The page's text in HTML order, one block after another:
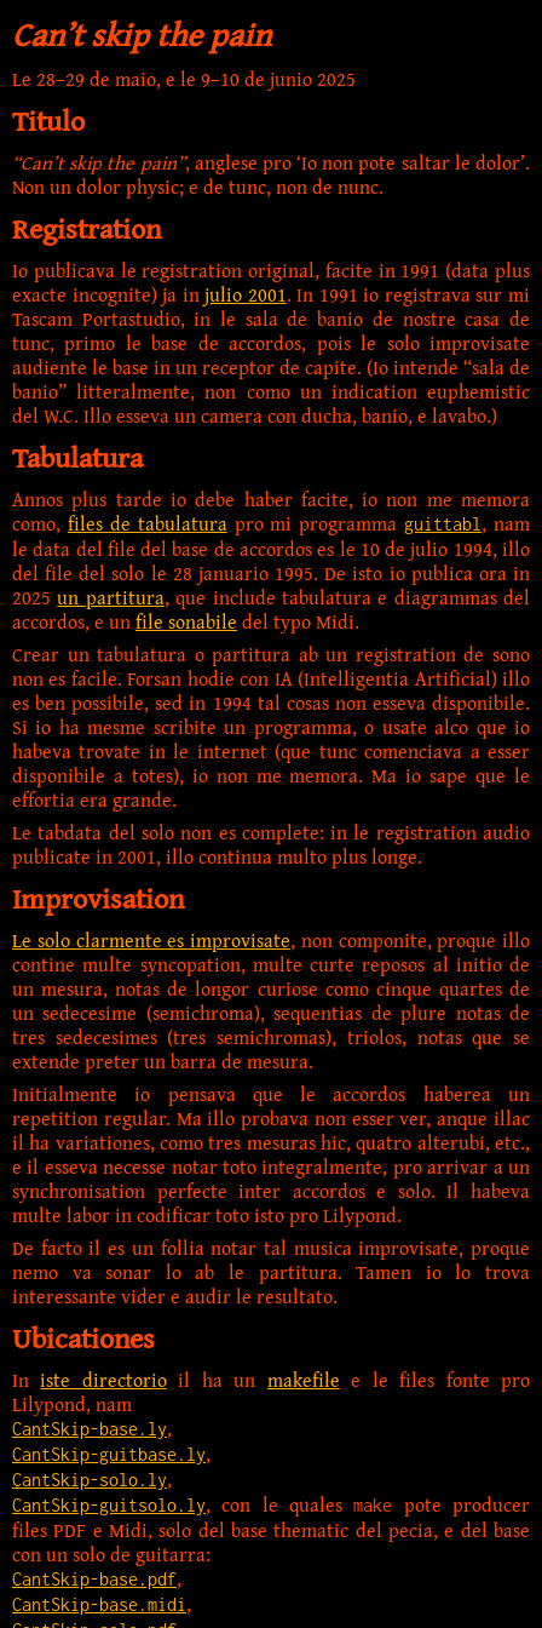
Can’t skip the pain
Le 28–29 de maio, e le 9–10 de junio 2025
Titulo
“Can’t skip the pain”, anglese pro ‘Io non pote saltar le dolor’.
Non un dolor physic; e de tunc, non de nunc.
Registration
Io publicava le registration original, facite in 1991 (data plus
exacte incognite) ja injulio 2001. In 1991 io registrava sur mi
Tascam Portastudio, in le sala de banio de nostre casa de
tunc, primo le base de accordos, pois le solo improvisate
audiente le base in un receptor de capite. (Io intende “sala de
banio” litteralmente, non como un indication euphemistic
del W.C. Illo esseva un camera con ducha, banio, e lavabo.)
Tabulatura
Annos plus tarde io debe haber facite, io non me memora
como, files de tabulaturapro mi programmaguittabl , nam
le data del file del base de accordos es le 10 de julio 1994, illo
del file del solo le 28 januario 1995. De isto io publica ora in
2025un partitura, que include tabulatura e diagrammas del
accordos, e unfile sonabile del typo Midi.
Crear un tabulatura o partitura ab un registration de sono
non es facile. Forsan hodie con IA (Intelligentia Artificial) illo
es ben possibile, sed in 1994 tal cosas non esseva dis­po­nibile.
Si io ha mesme scribite un programma, o usate alco que io
habeva trovate in le internet (que tunc comenciava a esser
disponibile a totes), io non me memora. Ma io sape que le
effortia era grande.
Le tabdata del solo non es complete: in le registration audio
publicate in 2001, illo continua multo plus longe.
Improvisation
Le solo clarmente es improvisate, non componite, proque illo
contine multe syncopation, multe curte reposos al initio de
un mesura, notas de longor curiose como cinque quartes de
un sedecesime (semichroma), sequentias de plure notas de
tres sedecesimes (tres semichromas), triolos, notas que se
extende preter un barra de mesura.
Initialmente io pensava que le accordos haberea un
repetition regular. Ma illo probava non esser ver, anque illac
il ha variationes, como tres mesuras hic, quatro alterubi, etc.,
e il esseva necesse notar toto integralmente, pro arrivar a un
synchronisation perfecte inter accordos e solo. Il habeva
multe labor in codificar toto isto pro Lilypond.
De facto il es un follia notar tal musica improvisate, proque
nemo va sonar lo ab le partitura. Tamen io lo trova
interessante vider e audir le resultato.
Ubicationes
Iniste directorioil ha un makefile e le files fonte pro
Lilypond, nam
CantSkip-base.ly,
CantSkip-guitbase.ly,
CantSkip-solo.ly,
CantSkip-guitsolo.ly, con le qualesmake
pote producer
files PDF e Midi, solo del base thematic del pecia, e del base
con un solo de guitarra:
CantSkip-base.pdf,
CantSkip-base.midi ,